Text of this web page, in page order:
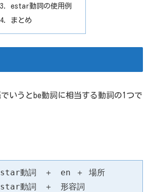
estar動詞の使用例
まとめ
いうとbe動詞に相当する動詞の1つで
estar動詞　＋　en ＋ 場所
動詞　＋　形容詞